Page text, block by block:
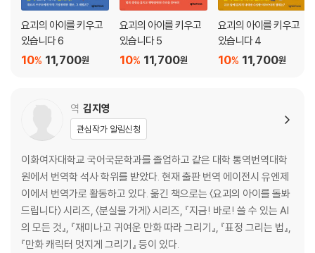
“모두를 빼앗은 괴물이 미워!
인간이 아닌 것은 전부 봉인해야 해.”
대요괴들이 힘을 합쳐 만든 결정,
인간도 요괴도 아닌 존재가 일으키는
사건사고로 요괴들은 분주해지고……
소중한 야스케 형마저 납치되자
분노한 센키치는 과연?
요괴들을 노리는 수상한 일당에 맞서기 위해
동쪽 지궁과 서쪽 천궁이 힘을 합쳤다!
히로시마 레이코의 요괴 육아 판타지 소설 『요괴의 아이를 키우고 있습니
1. 주로 사건
2. 수척해진 아세비
3. 넘쳐흐르는 마음
4. 아세비의 부활과 야스케의 산책
7. 가여운 가라스텐구들
8. 히메가미의 속삭임
9. 붙잡힌 자들
10. 전투
11. 주로의 이야기
에필로그
〈열흘간의 기억〉
요괴의 아이를 키우고
있습니다 6
11,700원
10%
요괴의 아이를 키우고
있습니다 5
11,700원
10%
요괴의 아이를 키우고
있습니다 4
11,700원
10%
역 김지영
관심작가 알림신청
이화여자대학교 국어국문학과를 졸업하고 같은 대학 통역번역대학
원에서 번역학 석사 학위를 받았다. 현재 출판 번역 에이전시 유엔제
이에서 번역가로 활동하고 있다. 옮긴 책으로는 〈요괴의 아이를 돌봐
드립니다〉 시리즈, 〈분실물 가게〉 시리즈, 『지금! 바로! 쓸 수 있는 AI
의 모든 것』, 『재미나고 귀여운 만화 따라 그리기』, 『표정 그리는 법』,
『만화 캐릭터 멋지게 그리기』 등이 있다.